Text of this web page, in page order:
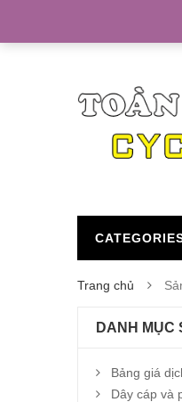
Trang chủ
DANH MỤC
Bảng giá
Dây cáp và